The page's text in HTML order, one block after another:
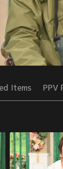
Items PPV